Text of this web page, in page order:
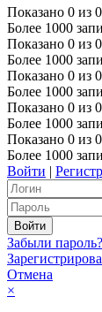
Показано 0 из 0
Более 1000
Показано 0 из 0
Более 1000
Показано 0 из 0
Более 1000
Показано 0 из 0
Более 1000
Показано 0 из 0
Более 1000
Войти |
Забыли пароль?
Отмена
×